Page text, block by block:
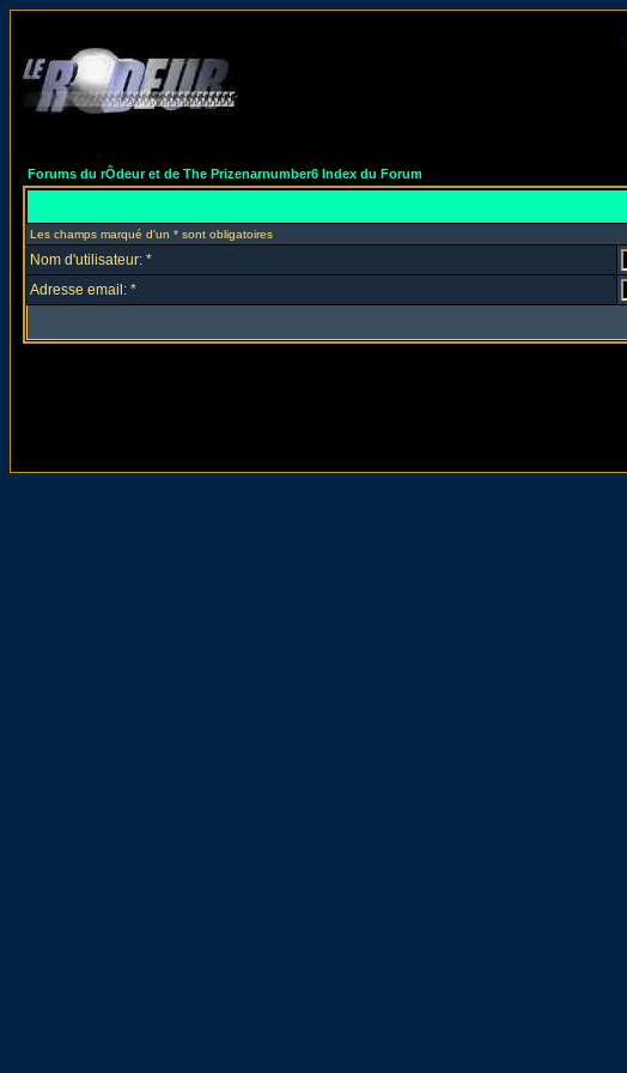
Forums du rÔdeur et de The Prizenarnumber6 Index du Forum
Les champs marqué d'un * sont obligatoires
Nom d'utilisateur: *
Adresse email: *